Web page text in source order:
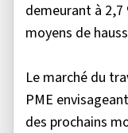
demeurant à
moyens de
Le marché du
PME
des prochains